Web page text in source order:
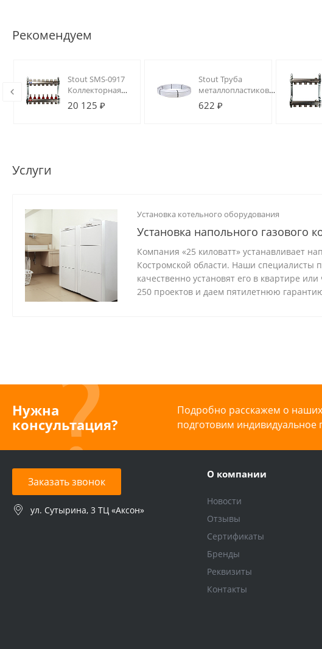
Рекомендуем
Stout SMS-0917
Коллекторная
группа 07 вых.
из
20 125 ₽
Stout Труба
металлопластиковая
32 х 3.0 (метражом, в
бухте 50м)
622 ₽
Услуги
Установка котельного оборудования
Установка напольного газового
Компания «25 киловатт» устанавливает
Костромской области. Наши специалисты
качественно установят его в квартире
250 проектов и даем пятилетнюю
Нужна
консультация?
Подробно расскажем о наших
подготовим индивидуальное
Заказать звонок
ул. Сутырина, 3 ТЦ «Аксон»
О компании
Новости
Отзывы
Сертификаты
Бренды
Реквизиты
Контакты